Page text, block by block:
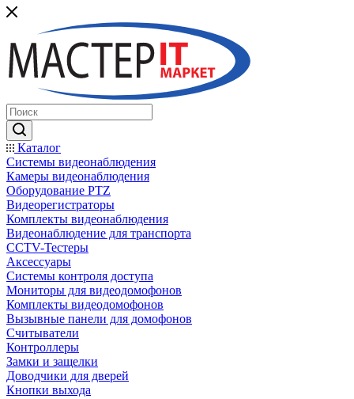
Каталог
Системы видеонаблюдения
Камеры видеонаблюдения
Оборудование PTZ
Видеорегистраторы
Комплекты видеонаблюдения
Видеонаблюдение для транспорта
CCTV-Тестеры
Аксессуары
Системы контроля доступа
Мониторы для видеодомофонов
Комплекты видеодомофонов
Вызывные панели для домофонов
Считыватели
Контроллеры
Замки и защелки
Доводчики для дверей
Кнопки выхода